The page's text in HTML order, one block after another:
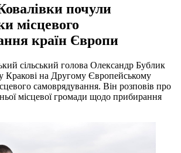
почули
місцевого
країн Європи
сільський голова Олександр Бублик
Кракові на Другому Європейському
самоврядування. Він розповів про
місцевої громади щодо прибирання